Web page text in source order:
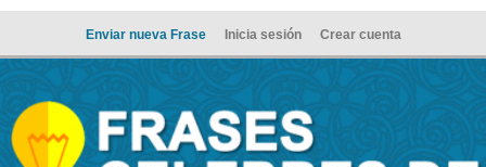
Enviar nueva Frase Inicia sesión Crear cuenta